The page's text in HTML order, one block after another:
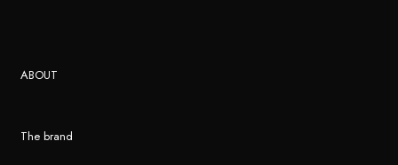
ABOUT
The brand